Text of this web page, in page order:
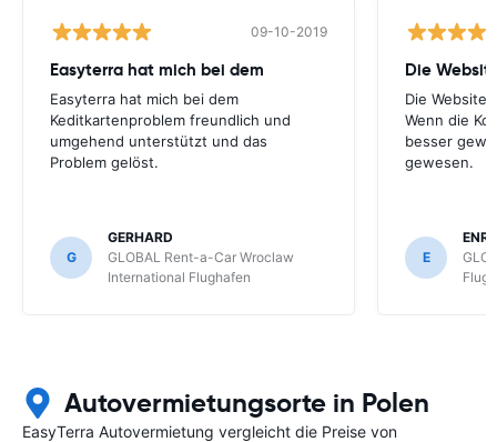
09-10-2019
Easyterra hat mich bei dem
Easyterra hat mich bei dem
Keditkartenproblem freundlich und
umgehend unterstützt und das
Problem gelöst.
G
GERHARD
GLOBAL Rent-a-Car Wroclaw
International Flughafen
Die
Die Website
Wenn die
besser
gewesen.
E
Autovermietungsorte in Polen
EasyTerra Autovermietung vergleicht die Preise von